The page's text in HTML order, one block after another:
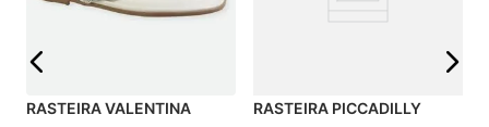
RASTEIRA VALENTINA RASTEIRA PICCADILLY